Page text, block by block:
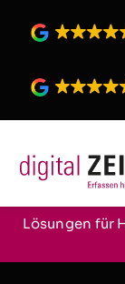
Lösungen für